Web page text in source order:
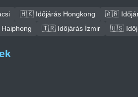
🇭🇰 Időjárás Hongkong 🇦🇷
🇹🇷 Időjárás İzmir 🇺🇸